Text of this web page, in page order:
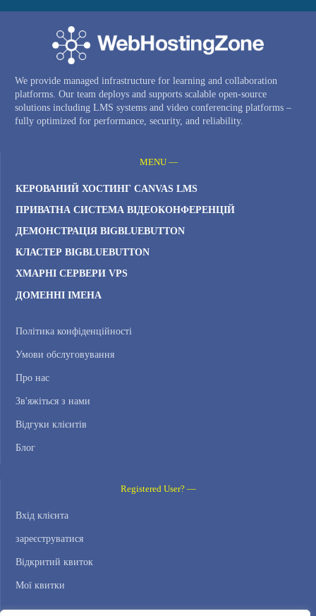
We provide managed infrastructure for learning and collaboration
platforms. Our team deploys and supports scalable open-source
solutions including LMS systems and video conferencing platforms –
fully optimized for performance, security, and reliability.
MENU —
КЕРОВАНИЙ ХОСТИНГ CANVAS LMS
ПРИВАТНА СИСТЕМА ВІДЕОКОНФЕРЕНЦІЙ
ДЕМОНСТРАЦІЯ BIGBLUEBUTTON
КЛАСТЕР BIGBLUEBUTTON
ХМАРНІ СЕРВЕРИ VPS
ДОМЕННІ ІМЕНА
Політика конфіденційності
Умови обслуговування
Про нас
Зв'яжіться з нами
Відгуки клієнтів
Блог
Registered User? —
Вхід клієнта
зареєструватися
Відкритий квиток
Мої квитки